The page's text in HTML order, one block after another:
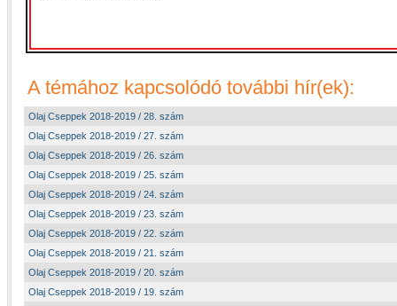
A témához kapcsolódó további hír(ek):
Olaj Cseppek 2018-2019 / 28. szám
Olaj Cseppek 2018-2019 / 27. szám
Olaj Cseppek 2018-2019 / 26. szám
Olaj Cseppek 2018-2019 / 25. szám
Olaj Cseppek 2018-2019 / 24. szám
Olaj Cseppek 2018-2019 / 23. szám
Olaj Cseppek 2018-2019 / 22. szám
Olaj Cseppek 2018-2019 / 21. szám
Olaj Cseppek 2018-2019 / 20. szám
Olaj Cseppek 2018-2019 / 19. szám